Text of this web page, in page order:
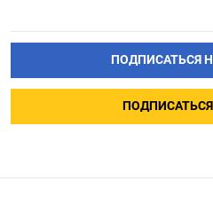
ПОДПИСАТЬСЯ
ПОДПИСАТЬСЯ